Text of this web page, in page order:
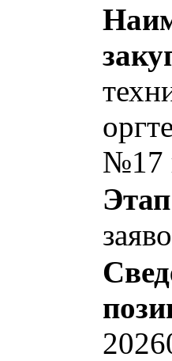
№17